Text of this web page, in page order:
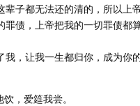
辈子都无法还的清的，所以
债，上帝把我的一切罪债都
我，让我一生都归你，成为
，爱筵我尝。